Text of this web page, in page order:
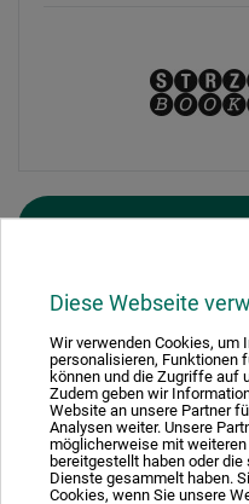
Diese Webseite
Wir verwenden Cookies, um
personalisieren, Funktionen
können und die Zugriffe auf
Zudem geben wir
Website an unsere Partner
Analysen weiter. Unsere
möglicherweise mit
bereitgestellt haben oder die
Dienste gesammelt haben.
Cookies, wenn Sie unsere